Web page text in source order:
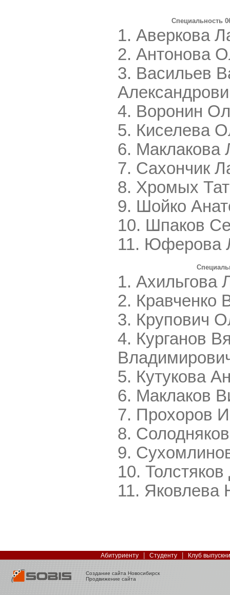
Специальность
Аверкова
Антонова
Васильев
Воронин
Киселева
Маклакова
Сахончик
Хромых
Шойко
Шпаков
Юферова
Ахильгова
Кравченко
Крупович
Курганов
Кутукова
Маклаков
Прохоров
Яковлева
Абитуриенту Студенту Клуб
Создание сайта Новосибирск
Продвижение сайта